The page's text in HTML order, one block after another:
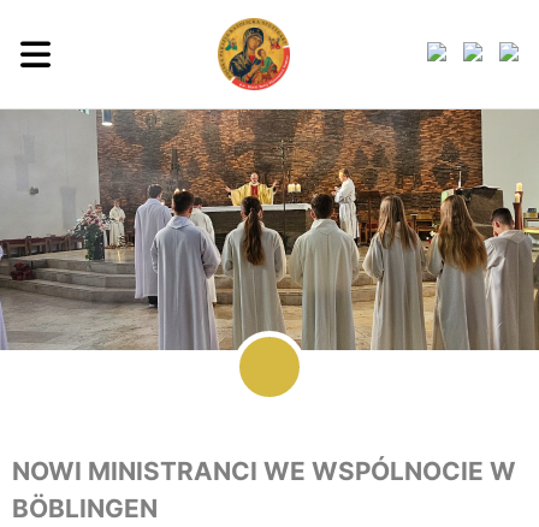
NOWI MINISTRANCI WE WSPÓLNOCIE W
BÖBLINGEN